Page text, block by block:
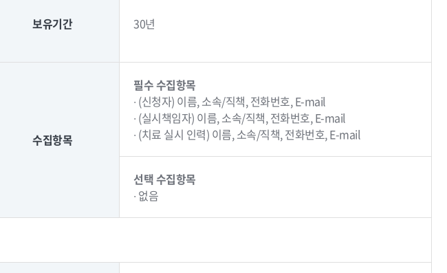
보유기간 30년
수집항목
필수 수집항목
∙ (신청자) 이름, 소속/직책, 전화번호, E-mail
∙ (실시책임자) 이름, 소속/직책, 전화번호, E-mail
∙ (치료 실시 인력) 이름, 소속/직책, 전화번호, E-mail
선택 수집항목
∙ 없음